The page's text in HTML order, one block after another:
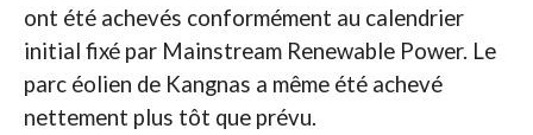
ont été achevés conformément au calendrier
initial fixé par Mainstream Renewable Power. Le
parc éolien de Kangnas a même été achevé
nettement plus tôt que prévu.